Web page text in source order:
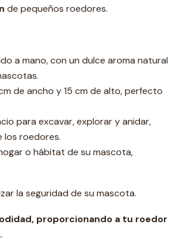
de pequeños roedores.
a mano, con un dulce aroma natural
de ancho y 15 cm de alto, perfecto
para excavar, explorar y anidar,
los roedores.
o hábitat de su mascota,
la seguridad de su mascota.
proporcionando a tu roedor